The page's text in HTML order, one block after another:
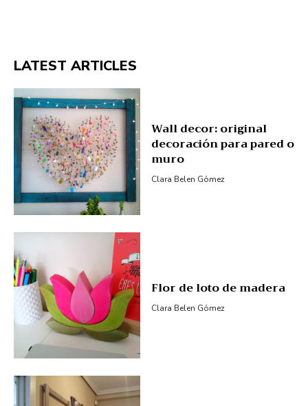
LATEST ARTICLES
Wall decor: original
decoración para pared o
muro
Clara Belen Gómez
Flor de loto de madera
Clara Belen Gómez